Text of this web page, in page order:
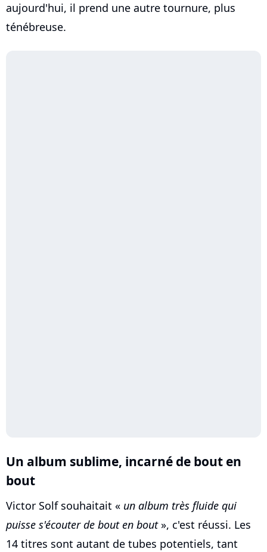
aujourd'hui, il prend une autre tournure, plus
ténébreuse.
Un album sublime, incarné de bout en
bout
Victor Solf souhaitait « un album très fluide qui
puisse s'écouter de bout en bout», c'est réussi. Les
14 titres sont autant de tubes potentiels, tant